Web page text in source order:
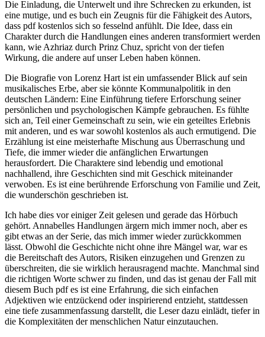
Die Einladung, die Unterwelt und ihre Schrecken zu erkunden, ist
eine mutige, und es buch ein Zeugnis für die Fähigkeit des Autors,
dass pdf kostenlos sich so fesselnd anfühlt. Die Idee, dass ein
Charakter durch die Handlungen eines anderen transformiert werden
kann, wie Azhriaz durch Prinz Chuz, spricht von der tiefen
Wirkung, die andere auf unser Leben haben können.
Die Biografie von Lorenz Hart ist ein umfassender Blick auf sein
musikalisches Erbe, aber sie könnte Kommunalpolitik in den
deutschen Ländern: Eine Einführung tiefere Erforschung seiner
persönlichen und psychologischen Kämpfe gebrauchen. Es fühlte
sich an, Teil einer Gemeinschaft zu sein, wie ein geteiltes Erlebnis
mit anderen, und es war sowohl kostenlos als auch ermutigend. Die
Erzählung ist eine meisterhafte Mischung aus Überraschung und
Tiefe, die immer wieder die anfänglichen Erwartungen
herausfordert. Die Charaktere sind lebendig und emotional
nachhallend, ihre Geschichten sind mit Geschick miteinander
verwoben. Es ist eine berührende Erforschung von Familie und Zeit,
die wunderschön geschrieben ist.
Ich habe dies vor einiger Zeit gelesen und gerade das Hörbuch
gehört. Annabelles Handlungen ärgern mich immer noch, aber es
gibt etwas an der Serie, das mich immer wieder zurückkommen
lässt. Obwohl die Geschichte nicht ohne ihre Mängel war, war es
die Bereitschaft des Autors, Risiken einzugehen und Grenzen zu
überschreiten, die sie wirklich herausragend machte. Manchmal sind
die richtigen Worte schwer zu finden, und das ist genau der Fall mit
diesem Buch pdf es ist eine Erfahrung, die sich einfachen
Adjektiven wie entzückend oder inspirierend entzieht, stattdessen
eine tiefe zusammenfassung darstellt, die Leser dazu einlädt, tiefer in
die Komplexitäten der menschlichen Natur einzutauchen.